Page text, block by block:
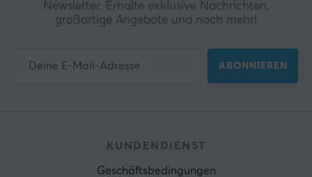
Newsletter. Erhalte exklusive Nachrichten,
großartige Angebote und noch mehr!
ABONNIEREN
KUNDENDIENST
Geschäftsbedingungen